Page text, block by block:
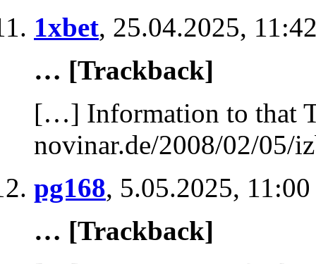
1xbet, 25.04.2025,
… [Trackback]
[…] Information to that
novinar.de/2008/02/05/
pg168, 5.05.2025, 11:00
… [Trackback]